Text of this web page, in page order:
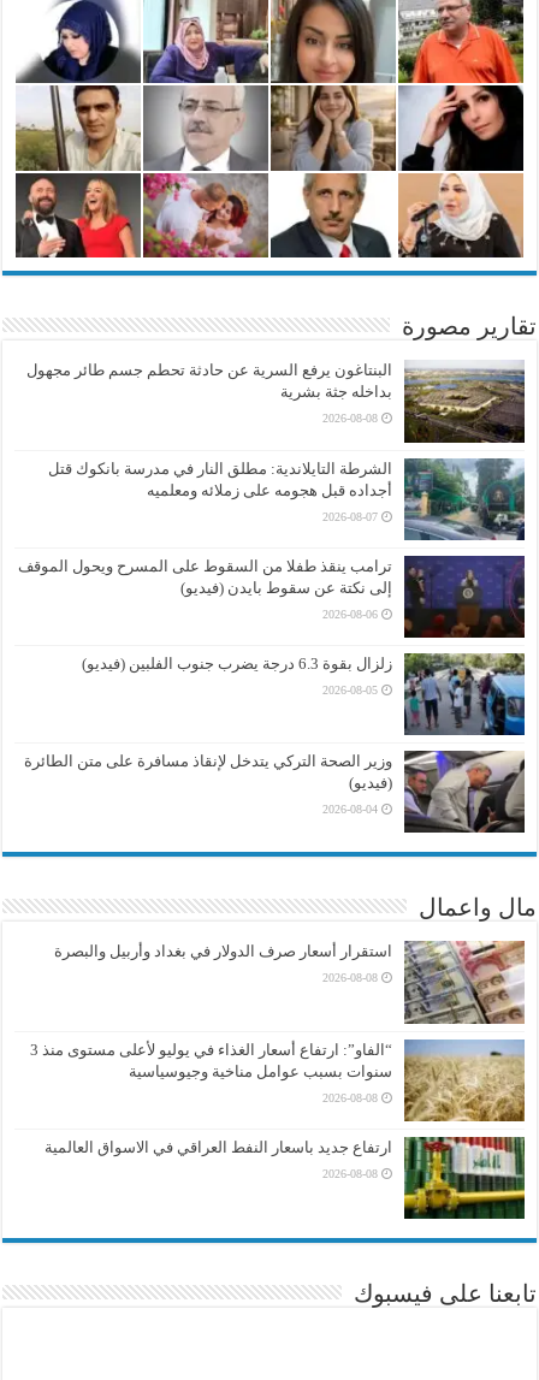
تقارير مصورة
البنتاغون يرفع السرية عن حادثة تحطم جسم طائر مجهول
بداخله جثة بشرية
2026-08-08
الشرطة التايلاندية: مطلق النار في مدرسة بانكوك قتل
أجداده قبل هجومه على زملائه ومعلميه
2026-08-07
ترامب ينقذ طفلا من السقوط على المسرح ويحول الموقف
إلى نكتة عن سقوط بايدن (فيديو)
2026-08-06
زلزال بقوة 6.3 درجة يضرب جنوب الفلبين (فيديو)
2026-08-05
وزير الصحة التركي يتدخل لإنقاذ مسافرة على متن الطائرة
(فيديو)
2026-08-04
مال واعمال
استقرار أسعار صرف الدولار في بغداد وأربيل والبصرة
2026-08-08
“الفاو”: ارتفاع أسعار الغذاء في يوليو لأعلى مستوى منذ 3
سنوات بسبب عوامل مناخية وجيوسياسية
2026-08-08
ارتفاع جديد باسعار النفط العراقي في الاسواق العالمية
2026-08-08
تابعنا على فيسبوك